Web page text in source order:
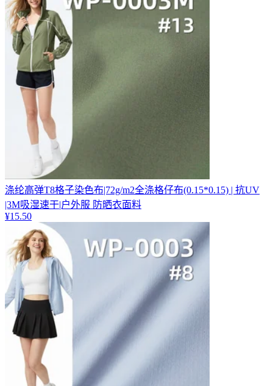
涤纶高弹T8格子染色布|72g/m2全涤格仔布(0.15*0.15) | 抗UV
|3M吸湿速干|户外服 防晒衣面料
¥15.50